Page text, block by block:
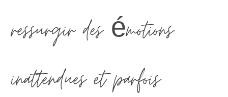
ressurgir des émotions
inattendues et parfois